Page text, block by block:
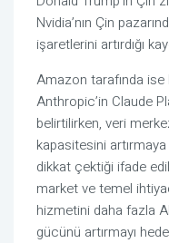
Nvidia’nın Çin
işaretlerini artırdığı
Amazon tarafında ise
Anthropic’in Claude
belirtilirken, veri
kapasitesini
dikkat çektiği ifade
market ve temel
hizmetini daha fazla
gücünü artırmayı